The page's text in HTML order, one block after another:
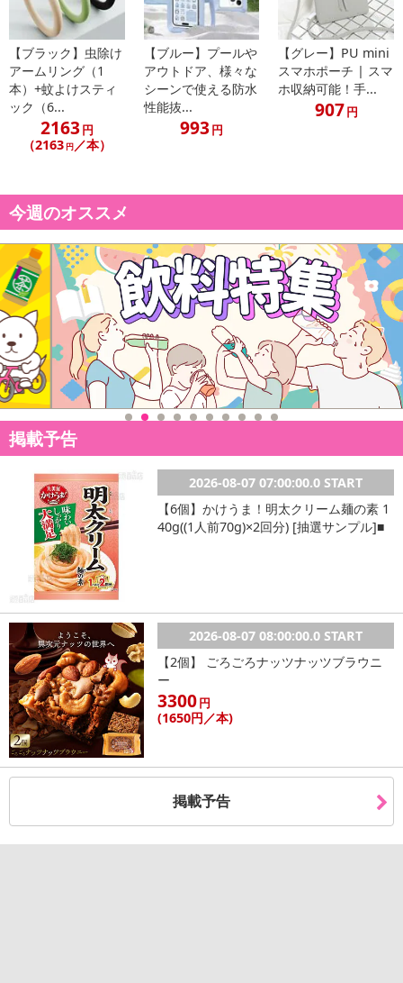
・注意事項：
【ご使用上の注意点】
※効果には個人差があります
※お肌に合わない時はご使用を中止してください。また、使用
中・使用後に赤み、はれ、かゆみ、刺激などの異常が現れた場合
は、専門医にご相談ください。そのままご使用を続けますと症状を
悪化させることがあります
※傷やはれもの、湿疹など、異常のある部位にはお使いになら
※目に入らないようにご注意ください。万が一目に入ったとき
は水またはぬるま湯で十分洗い流してください。すすいでも目に異
【保管およびお取扱い上の注意点】
※食品ではありません。食べられません
※衣類につくとシミになることがありますのでご注意ください
※乳幼児の手の届かない場所に保管して下さい
※極端に高温又は低温の場所、直射日光の当たる場所には保管
しないで下さい
※効果・効能については、個人差があります
※色はモニターおよび機器別に異なることができます
※海外輸入品のため、パッケージに外国語が表記されており、
多少のスレ、汚れ、破れなどがある場合がございます。予めご了承
ください
※生産の関係により写真と色、柄（LOGO）が若干異なる場合
があります
※商品改良のため、予告なく仕様が若干変更になる場合がござ
います。予めご了承ください
※お使いのモニターや端末により、質感・色合いが実際の商品
と異なって見える場合がございます
※使用感・発色には個人差があります
※本商品を使用してのあらゆるトラブルには、弊社は一切の責
任を負いません。予めご了承ください
※着払いでの返品は一切受付けません。着払いで商品をご返送
した場合は、キャンセル返金処理を行いかねますのでご了承くださ
い
注意事項
【賞味・消費期限のある商品について】
商品到着時点でのお日持ち期間は、配送日数などにより異なります
【ブラック】虫除け
アームリング（1
本）+蚊よけスティ
ック（6...
2163円
（2163 円／本）
【ブルー】プールや
アウトドア、様々な
シーンで使える防水
性能抜...
993円
【グレー】PU mini
スマホポーチ | スマ
ホ収納可能！手...
907円
今週のオススメ
掲載予告
2026-08-07 07:00:00.0 START
【6個】かけうま！明太クリーム麺の素 1
40g((1人前70g)×2回分) [抽選サンプル]■
2026-08-07 08:00:00.0 START
【2個】 ごろごろナッツナッツブラウニ
ー
3300円
(1650円／本)
掲載予告